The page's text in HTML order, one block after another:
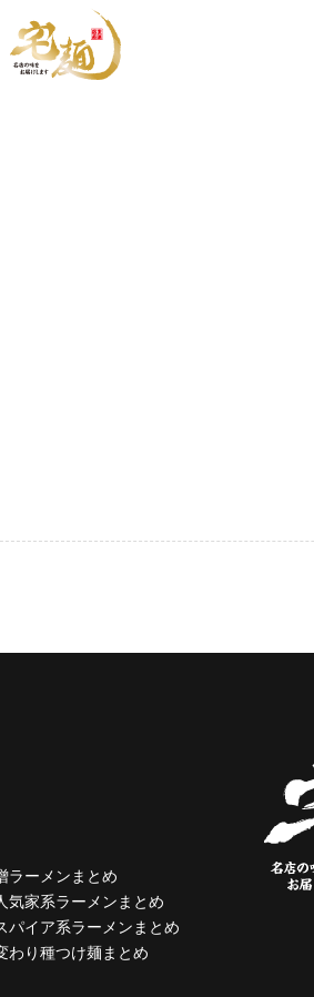
ラーメンまとめ
気家系ラーメンまとめ
パイア系ラーメンまとめ
わり種つけ麺まとめ